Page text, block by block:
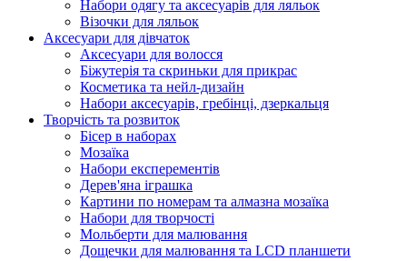
Набори одягу та аксесуарів для ляльок
Візочки для ляльок
Аксесуари для дівчаток
Аксесуари для волосся
Біжутерія та скриньки для прикрас
Косметика та нейл-дизайн
Набори аксесуарів, гребінці, дзеркальця
Творчість та розвиток
Бісер в наборах
Мозаїка
Набори експерементів
Дерев'яна іграшка
Картини по номерам та алмазна мозаїка
Набори для творчості
Мольберти для малювання
Дощечки для малювання та LCD планшети